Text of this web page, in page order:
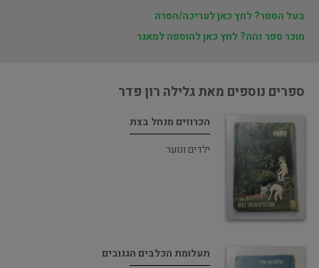
בעל הספר? לחץ כאן לעריכה/הסרה
מוכר ספר זהה? לחץ כאן להוספה למאגר
ספרים נוספים מאת גלילה רון פדר
הכרוזים מנחל בצת
ילדים ונוער
תעלומת הכלבים הגנובים